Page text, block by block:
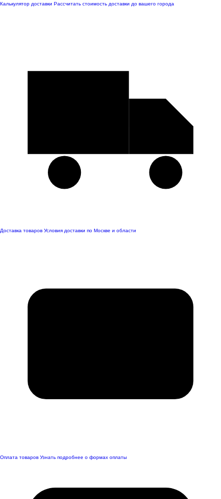
Калькулятор доставки Рассчитать стоимость доставки до вашего города
Доставка товаров Условия доставки по Москве и области
Оплата товаров Узнать подробнее о формах оплаты